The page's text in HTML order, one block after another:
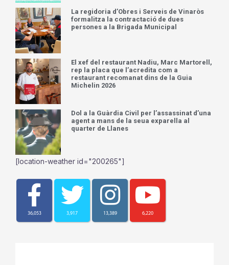
La regidoria d’Obres i Serveis de Vinaròs
formalitza la contractació de dues
persones a la Brigada Municipal
El xef del restaurant Nadiu, Marc Martorell,
rep la placa que l’acredita com a
restaurant recomanat dins de la Guia
Michelin 2026
Dol a la Guàrdia Civil per l’assassinat d’una
agent a mans de la seua exparella al
quarter de Llanes
[location-weather id="200265"]
36,053 3,917 13,389 6,220